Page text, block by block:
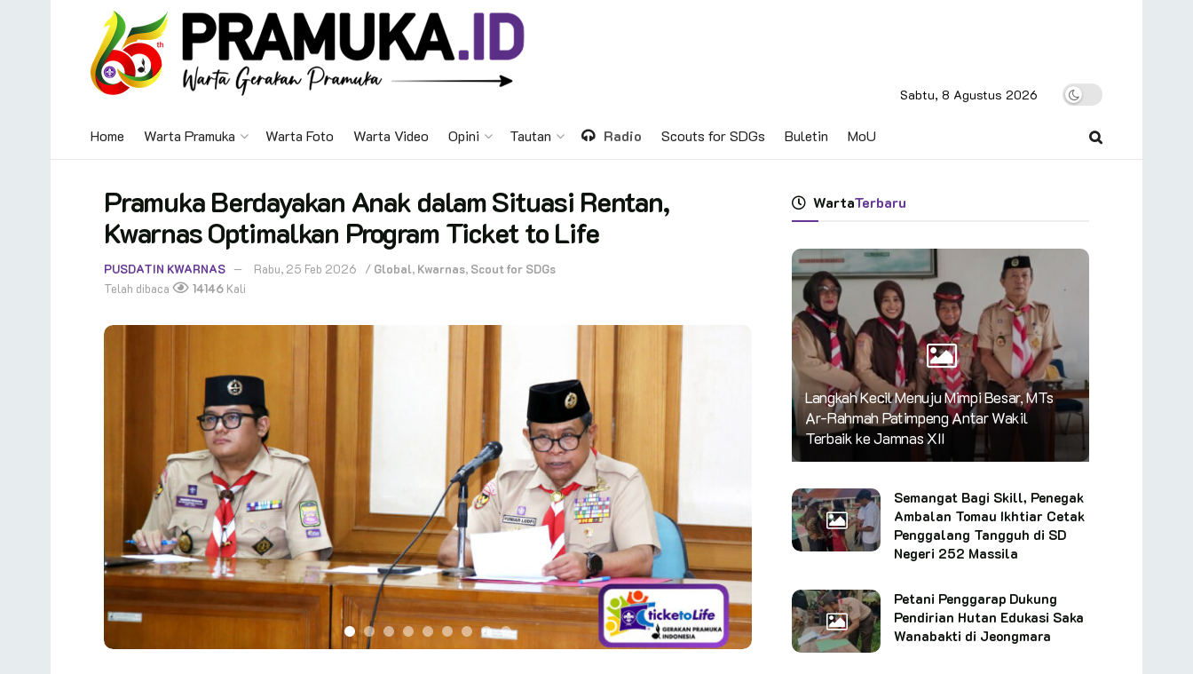
Sabtu, 8 Agustus 2026
Home Warta Pramuka Warta Foto Warta Video Opini Tautan Radio Scouts for SDGs Buletin MoU
Pramuka Berdayakan Anak dalam Situasi Rentan,
Kwarnas Optimalkan Program Ticket to Life
PUSDATIN KWARNAS Rabu, 25 Feb 2026 / Global, Kwarnas, Scout for SDGs
Telah dibaca
14146 Kali
WartaTerbaru
Langkah Kecil Menuju Mimpi Besar, MTs
Ar-Rahmah Patimpeng Antar Wakil
Terbaik ke Jamnas XII
Semangat Bagi Skill, Penegak
Ambalan Tomau Ikhtiar Cetak
Penggalang Tangguh di SD
Negeri 252 Massila
Petani Penggarap Dukung
Pendirian Hutan Edukasi Saka
Wanabakti di Jeongmara